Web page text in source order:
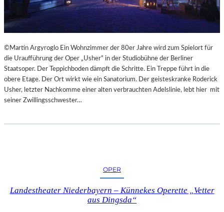
©Martin Argyroglo Ein Wohnzimmer der 80er Jahre wird zum Spielort für
die Uraufführung der Oper „Usher“ in der Studiobühne der Berliner
Staatsoper. Der Teppichboden dämpft die Schritte. Ein Treppe führt in die
obere Etage. Der Ort wirkt wie ein Sanatorium. Der geisteskranke Roderick
Usher, letzter Nachkomme einer alten verbrauchten Adelslinie, lebt hier mit
seiner Zwillingsschwester…
OPER
Landestheater Niederbayern – Künnekes Operette „Vetter
aus Dingsda“